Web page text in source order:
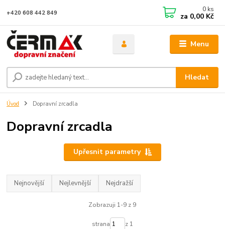
Menu
Hledat
+420 608 442 849 0 ks
za 0,00 Kč
Úvod Dopravní zrcadla
Dopravní zrcadla
Upřesnit parametry
Nejnovější Nejlevnější Nejdražší
Zobrazuji 1-9 z 9
strana z 1